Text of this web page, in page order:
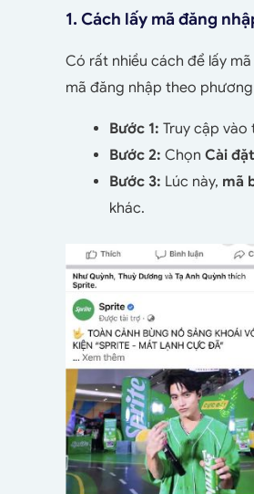
1. Cách lấy mã đăng
Có rất nhiều cách để lấy
mã đăng nhập theo
Bước 1: Truy cập
Bước 2: Chọn Cài
Bước 3: Lúc này, mã
khác.